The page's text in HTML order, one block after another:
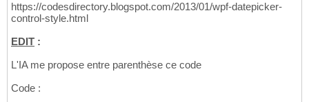
33
34
35
36
37
39
<!-- Bouton calendrier
                        Grid.Column=
                        Background=
                        BorderBrush=
                        Focusable=
https://codesdirectory.blogspot.com/2013/01/wpf-datepicker-
control-style.html
EDIT :
L'IA me propose entre parenthèse ce code
Code :